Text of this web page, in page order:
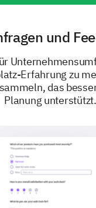
VON
und
Erfahrung zu
das
Planung unterstützt.